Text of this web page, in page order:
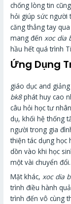
chống lòng tin
hỏi giúp sức người
căng thẳng tay
mang đếnxoc dia
hầu hết quá trình
Ứng Dụng
giáo dục and
bk8phát huy cao
câu hỏi học tư
dụ, khối hệ thống
người trong gia
thiện tác dụng học
dồn vào khi học
một vài chuyển đổi.
Mặt khác,xoc dia
trình điều hành
trình đến vô cùng